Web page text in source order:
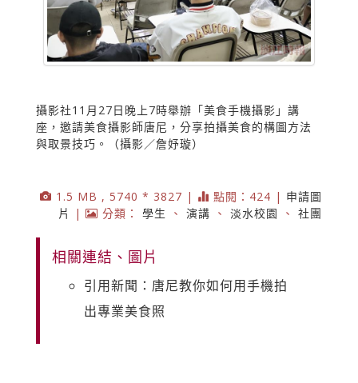
攝影社11月27日晚上7時舉辦「美食手機攝影」講
座，邀請美食攝影師唐尼，分享拍攝美食的構圖方法
與取景技巧。（攝影／詹妤璇）
1.5 MB , 5740 * 3827 | 點閱：424 | 申請圖
片
| 分類： 學生 、 演講 、 淡水校園 、 社團
相關連結、圖片
引用新聞：唐尼教你如何用手機拍
出專業美食照